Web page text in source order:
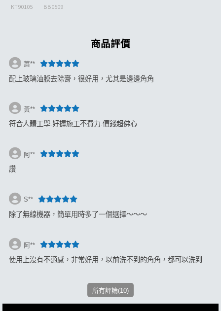
KT90105 BB0509
商品評價
蕭**
配上玻璃油膜去除膏，很好用，尤其是邊邊角角
黃**
符合人體工學.好握施工不費力.價錢超佛心
阿**
讚
S**
除了無線機器，簡單用時多了一個選擇～～～
阿**
使用上沒有不適感，非常好用，以前洗不到的角角，都可以洗到
所有評論(10)